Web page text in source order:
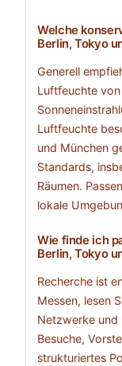
Welche
Berlin, Tokyo
Generell
Luftfeuchte
Luftfeuchte
und München
Standards,
Räumen.
lokale
Wie finde ich
Berlin, Tokyo
Recherche ist
Messen, lesen
Netzwerke und
Besuche,
strukturiertes